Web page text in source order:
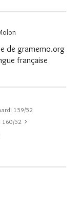
de gramemo.org
française
159/52
52